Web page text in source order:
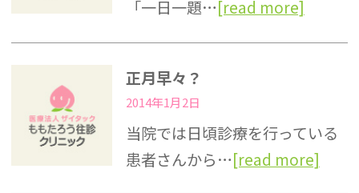
「一日一題…[read more]
正月早々？
2014年1月2日
当院では日頃診療を行っている
患者さんから…[read more]